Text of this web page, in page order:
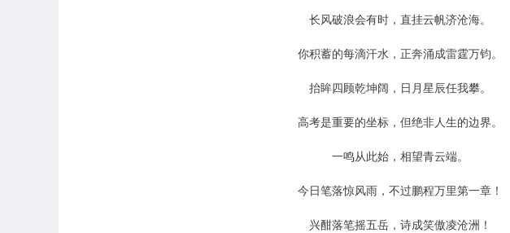
长风破浪会有时，直挂云帆济沧海。
你积蓄的每滴汗水，正奔涌成雷霆万钧。
抬眸四顾乾坤阔，日月星辰任我攀。
高考是重要的坐标，但绝非人生的边界。
一鸣从此始，相望青云端。
今日笔落惊风雨，不过鹏程万里第一章！
兴酣落笔摇五岳，诗成笑傲凌沧洲！